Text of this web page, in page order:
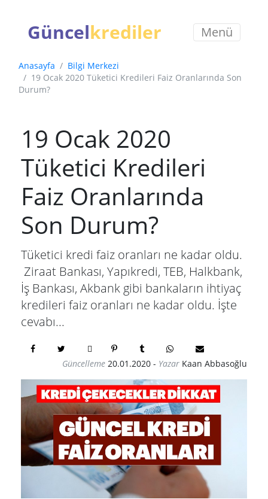
Güncelkrediler Menü
Anasayfa
Bilgi Merkezi
19 Ocak 2020 Tüketici Kredileri Faiz Oranlarında Son
Durum?
19 Ocak 2020
Tüketici Kredileri
Faiz Oranlarında
Son Durum?
Tüketici kredi faiz oranları ne kadar oldu.
Ziraat Bankası, Yapıkredi, TEB, Halkbank,
İş Bankası, Akbank gibi bankaların ihtiyaç
kredileri faiz oranları ne kadar oldu. İşte
cevabı...
Güncelleme 20.01.2020 - Yazar Kaan Abbasoğlu